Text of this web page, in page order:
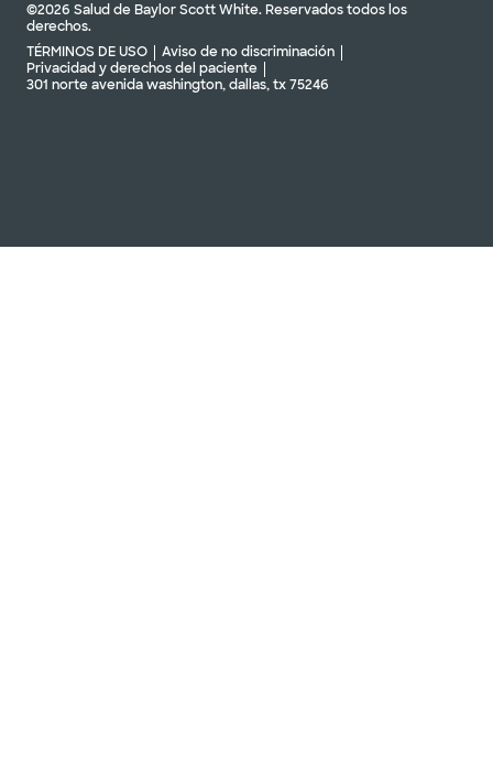
©2026 Salud de Baylor Scott White. Reservados todos los
derechos.
TÉRMINOS DE USO
Aviso de no discriminación
Privacidad y derechos del paciente
301 norte avenida washington, dallas, tx 75246